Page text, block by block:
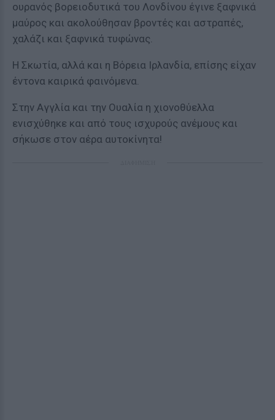
ουρανός βορειοδυτικά του Λονδίνου έγινε ξαφνικά
μαύρος και ακολούθησαν βροντές και αστραπές,
χαλάζι και ξαφνικά τυφώνας.
Η Σκωτία, αλλά και η Βόρεια Ιρλανδία, επίσης είχαν
έντονα καιρικά φαινόμενα.
Στην Αγγλία και την Ουαλία η χιονοθύελλα
ενισχύθηκε και από τους ισχυρούς ανέμους και
σήκωσε στον αέρα αυτοκίνητα!